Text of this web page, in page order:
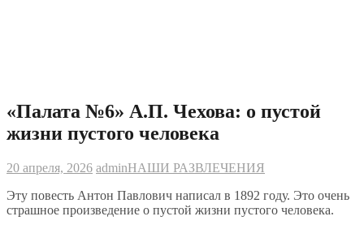
«Палата №6» А.П. Чехова: о пустой
жизни пустого человека
20 апреля, 2026 adminНАШИ РАЗВЛЕЧЕНИЯ
Эту повесть Антон Павлович написал в 1892 году. Это очень
страшное произведение о пустой жизни пустого человека.